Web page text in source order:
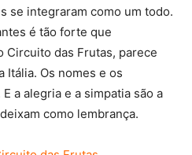
se integraram como um todo.
é tão forte que
Circuito das Frutas, parece
Itália. Os nomes e os
a alegria e a simpatia são a
como lembrança.